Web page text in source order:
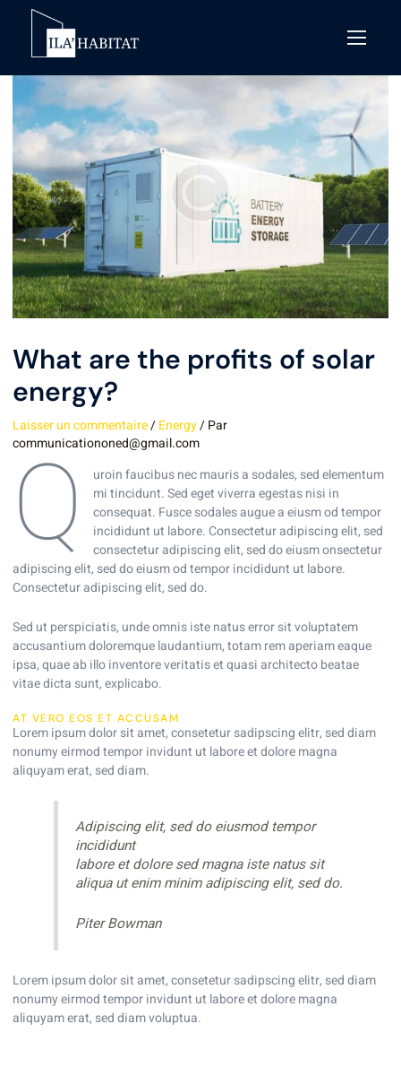
What are the profits of solar
energy?
Laisser un commentaire/Energy/ Par
communicationoned@gmail.com
Q
uroin faucibus nec mauris a sodales, sed elementum
mi tincidunt. Sed eget viverra egestas nisi in
consequat. Fusce sodales augue a eiusm od tempor
incididunt ut labore. Consectetur adipiscing elit, sed
consectetur adipiscing elit, sed do eiusm onsectetur
adipiscing elit, sed do eiusm od tempor incididunt ut labore.
Consectetur adipiscing elit, sed do.
Sed ut perspiciatis, unde omnis iste natus error sit voluptatem
accusantium doloremque laudantium, totam rem aperiam eaque
ipsa, quae ab illo inventore veritatis et quasi architecto beatae
vitae dicta sunt, explicabo.
AT VERO EOS ET ACCUSAM
Lorem ipsum dolor sit amet, consetetur sadipscing elitr, sed diam
nonumy eirmod tempor invidunt ut labore et dolore magna
aliquyam erat, sed diam.
Adipiscing elit, sed do eiusmod tempor
incididunt
labore et dolore sed magna iste natus sit
aliqua ut enim minim adipiscing elit, sed do.
Piter Bowman
Lorem ipsum dolor sit amet, consetetur sadipscing elitr, sed diam
nonumy eirmod tempor invidunt ut labore et dolore magna
aliquyam erat, sed diam voluptua.